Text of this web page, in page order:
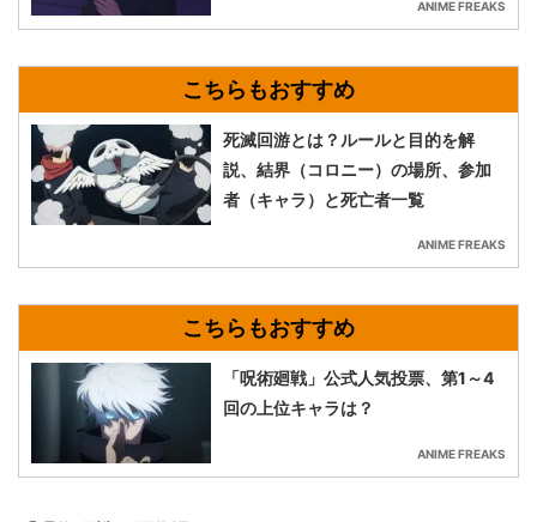
ANIME FREAKS
死滅回游とは？ルールと目的を解
説、結界（コロニー）の場所、参加
者（キャラ）と死亡者一覧
ANIME FREAKS
「呪術廻戦」公式人気投票、第1～4
回の上位キャラは？
ANIME FREAKS